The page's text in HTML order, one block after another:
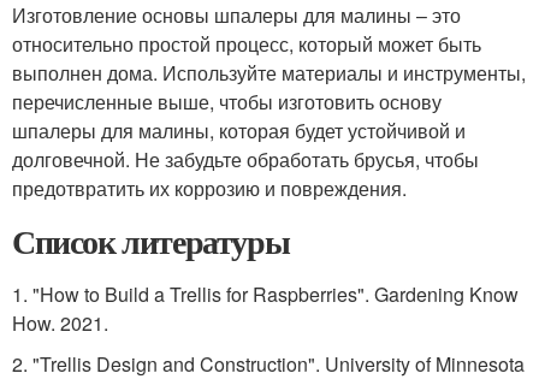
Изготовление основы шпалеры для малины – это
относительно простой процесс, который может быть
выполнен дома. Используйте материалы и инструменты,
перечисленные выше, чтобы изготовить основу
шпалеры для малины, которая будет устойчивой и
долговечной. Не забудьте обработать брусья, чтобы
предотвратить их коррозию и повреждения.
Список литературы
1. "How to Build a Trellis for Raspberries". Gardening Know
How. 2021.
2. "Trellis Design and Construction". University of Minnesota